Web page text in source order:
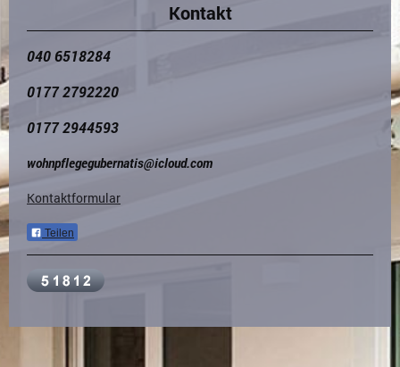
Kontakt
040 6518284
0177 2792220
0177 2944593
wohnpflegegubernatis@icloud.com
Kontaktformular
Teilen